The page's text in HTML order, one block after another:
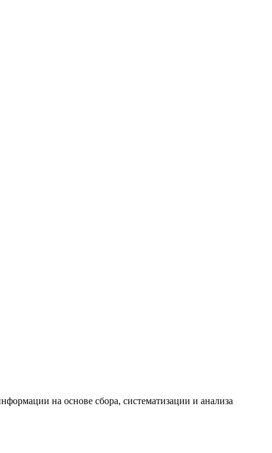
на основе сбора, систематизации и анализа